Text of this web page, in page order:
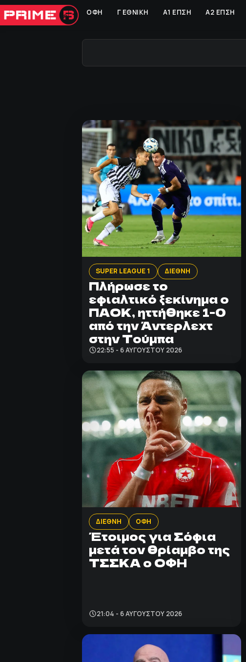
ΟΦΗ Γ ΕΘΝΙΚΗ Α1 ΕΠΣΗ Α2 ΕΠΣΗ
SUPER LEAGUE 1 ΔΙΕΘΝΗ
Πλήρωσε το
εφιαλτικό ξεκίνημα ο
ΠΑΟΚ, ηττήθηκε 1-0
από την Άντερλεχτ
στην Τούμπα
22:55 - 6 ΑΥΓΟΎΣΤΟΥ 2026
ΔΙΕΘΝΗ ΟΦΗ
Έτοιμος για Σόφια
μετά τον θρίαμβο της
ΤΣΣΚΑ ο ΟΦΗ
21:04 - 6 ΑΥΓΟΎΣΤΟΥ 2026